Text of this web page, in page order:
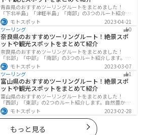
青森県のおすすめツーリングルートをまとめました！
「下北半島」「津軽半島」「南部」の3つのルート紹介し
ます。自然に恵まれた風光明媚な景色や歴史文化に触れ
られる観光スポットが多くあります。バイクで青森県に
ツーリングに行く際は参考にしてください。
モトスポット
2023-04-21
ツーリング
0
奈良県のおすすめツーリングルート！絶景スポ
ットや観光スポットをまとめて紹介
奈良県のおすすめツーリングルートをまとめました！
「北部」「中部」「南部」の3つのルート紹介します。歴
史のある神社寺院が多数あり、自然豊かや山々、グルメ
を満喫するツーリングができます。バイクで奈良県にツ
ーリングに行く際は参考にしてください。
モトスポット
2023-03-07
ツーリング
1
富山県のおすすめツーリングルート！絶景スポ
ットや観光スポットをまとめて紹介
富山県のおすすめツーリングルートをまとめました！
「西部」「東部」の2つのルート紹介します。自然豊かな
山と海、温泉が充実しており、美術館などもあるので、
自然を満喫するツーリングができます。バイクで富山県
にツーリングに行く際は参考にしてください。
モトスポット 2023-02-28
もっと見る